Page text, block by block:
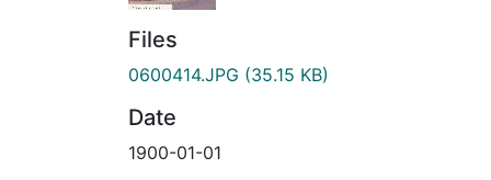
Files
0600414.JPG (35.15 KB)
Date
1900-01-01